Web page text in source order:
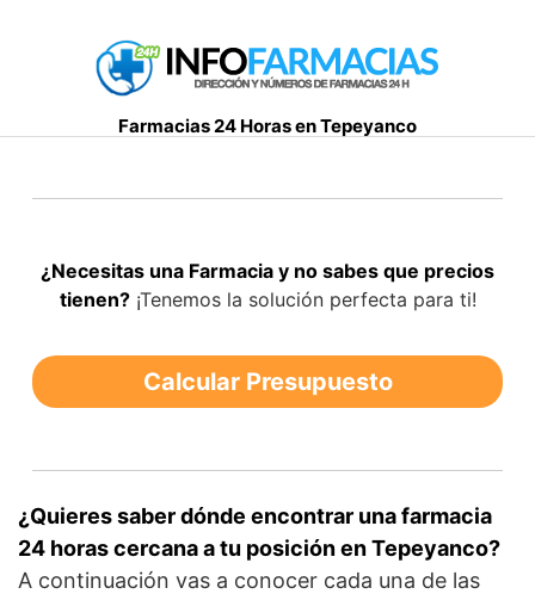
Farmacias 24 Horas en Tepeyanco
¿Necesitas una Farmacia y no sabes que precios
tienen?¡Tenemos la solución perfecta para ti!
Calcular Presupuesto
¿Quieres saber dónde encontrar una farmacia
24 horas cercana a tu posición en Tepeyanco?
A continuación vas a conocer cada una de las